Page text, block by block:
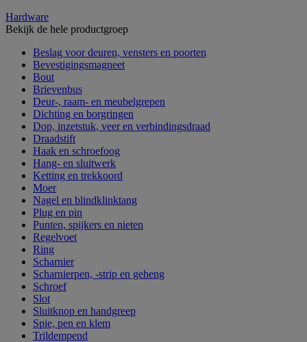
Hardware
Bekijk de hele productgroep
Beslag voor deuren, vensters en poorten
Bevestigingsmagneet
Bout
Brievenbus
Deur-, raam- en meubelgrepen
Dichting en borgringen
Dop, inzetstuk, veer en verbindingsdraad
Draadstift
Haak en schroefoog
Hang- en sluitwerk
Ketting en trekkoord
Moer
Nagel en blindklinktang
Plug en pin
Punten, spijkers en nieten
Regelvoet
Ring
Scharnier
Scharnierpen, -strip en geheng
Schroef
Slot
Sluitknop en handgreep
Spie, pen en klem
Trildempend